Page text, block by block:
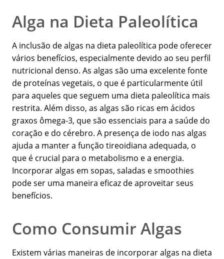
Alga na Dieta Paleolítica
A inclusão de algas na dieta paleolítica pode oferecer
vários benefícios, especialmente devido ao seu perfil
nutricional denso. As algas são uma excelente fonte
de proteínas vegetais, o que é particularmente útil
para aqueles que seguem uma dieta paleolítica mais
restrita. Além disso, as algas são ricas em ácidos
graxos ômega-3, que são essenciais para a saúde do
coração e do cérebro. A presença de iodo nas algas
ajuda a manter a função tireoidiana adequada, o
que é crucial para o metabolismo e a energia.
Incorporar algas em sopas, saladas e smoothies
pode ser uma maneira eficaz de aproveitar seus
benefícios.
Como Consumir Algas
Existem várias maneiras de incorporar algas na dieta